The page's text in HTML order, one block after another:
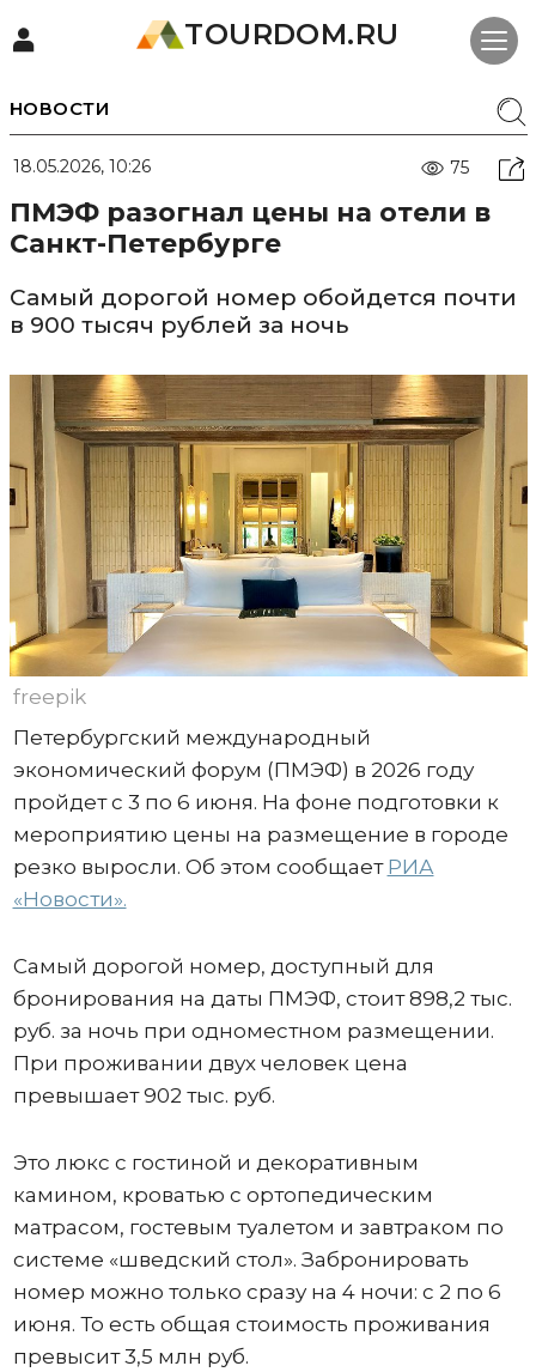
TOURDOM.RU
НОВОСТИ
18.05.2026, 10:26 75
ПМЭФ разогнал цены на отели в
Санкт-Петербурге
Самый дорогой номер обойдется почти
в 900 тысяч рублей за ночь
freepik
Петербургский международный
экономический форум (ПМЭФ) в 2026 году
пройдет с 3 по 6 июня. На фоне подготовки к
мероприятию цены на размещение в городе
резко выросли. Об этом сообщает РИА
«Новости».
Самый дорогой номер, доступный для
бронирования на даты ПМЭФ, стоит 898,2 тыс.
руб. за ночь при одноместном размещении.
При проживании двух человек цена
превышает 902 тыс. руб.
Это люкс с гостиной и декоративным
камином, кроватью с ортопедическим
матрасом, гостевым туалетом и завтраком по
системе «шведский стол». Забронировать
номер можно только сразу на 4 ночи: с 2 по 6
июня. То есть общая стоимость проживания
превысит 3,5 млн руб.